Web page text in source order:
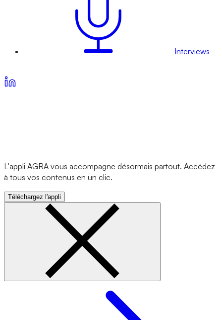
Interviews
L'appli AGRA vous accompagne désormais partout. Accédez
à tous vos contenus en un clic.
Téléchargez l'appli